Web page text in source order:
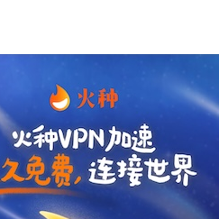
支持 [0] 反对[0]